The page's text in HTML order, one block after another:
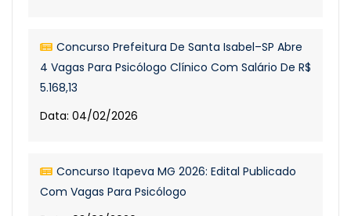
Concurso Prefeitura De Santa Isabel–SP Abre
4 Vagas Para Psicólogo Clínico Com Salário De R$
5.168,13
Data: 04/02/2026
Concurso Itapeva MG 2026: Edital Publicado
Com Vagas Para Psicólogo